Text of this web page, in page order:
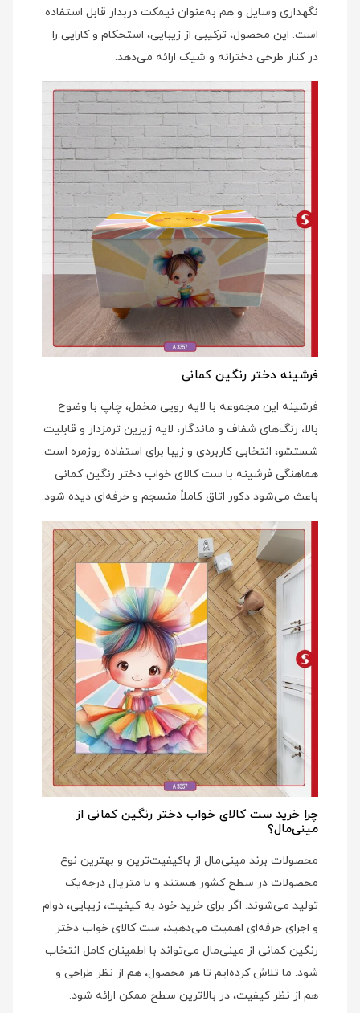
نگهداری وسایل و هم به‌عنوان نیمکت دربدار قابل استفاده
است. این محصول، ترکیبی از زیبایی، استحکام و کارایی را
در کنار طرحی دخترانه و شیک ارائه می‌دهد.
فرشینه دختر رنگین کمانی
فرشینه این مجموعه با لایه رویی مخمل، چاپ با وضوح
بالا، رنگ‌های شفاف و ماندگار، لایه زیرین ترمزدار و قابلیت
شستشو، انتخابی کاربردی و زیبا برای استفاده روزمره است.
هماهنگی فرشینه با ست کالای خواب دختر رنگین کمانی
باعث می‌شود دکور اتاق کاملاً منسجم و حرفه‌ای دیده شود.
چرا خرید ست کالای خواب دختر رنگین کمانی از
مینی‌مال؟
محصولات برند مینی‌مال از باکیفیت‌ترین و بهترین نوع
محصولات در سطح کشور هستند و با متریال درجه‌یک
تولید می‌شوند. اگر برای خرید خود به کیفیت، زیبایی، دوام
و اجرای حرفه‌ای اهمیت می‌دهید، ست کالای خواب دختر
رنگین کمانی از مینی‌مال می‌تواند با اطمینان کامل انتخاب
شود. ما تلاش کرده‌ایم تا هر محصول، هم از نظر طراحی و
هم از نظر کیفیت، در بالاترین سطح ممکن ارائه شود.